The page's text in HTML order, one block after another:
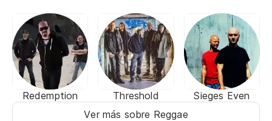
Redemption Threshold
Sieges Even
Ver más sobre Reggae